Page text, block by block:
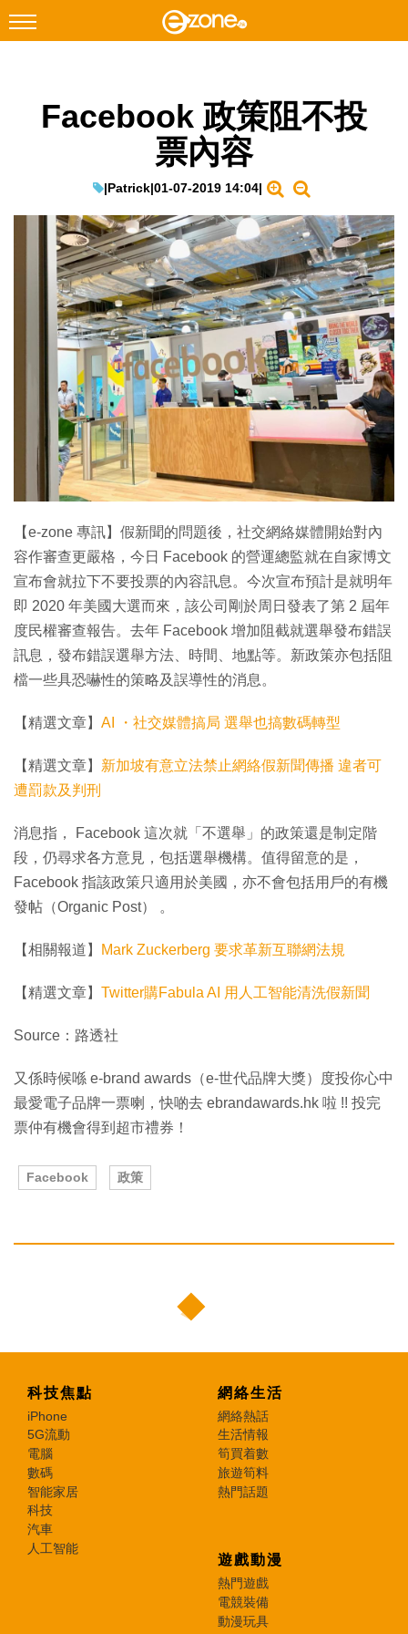
Facebook Instagram
遊戲動漫
教學評測
EduTech
IT Times
生成式AI與雲端應用
Enterprise Digital Transformation
Facebook 政策阻不投
票內容
|Patrick|01-07-2019 14:04|
【e-zone 專訊】假新聞的問題後，社交網絡媒體開始對內
容作審查更嚴格，今日 Facebook 的營運總監就在自家博文
宣布會就拉下不要投票的內容訊息。今次宣布預計是就明年
即 2020 年美國大選而來，該公司剛於周日發表了第 2 屆年
度民權審查報告。去年 Facebook 增加阻截就選舉發布錯誤
訊息，發布錯誤選舉方法、時間、地點等。新政策亦包括阻
檔一些具恐嚇性的策略及誤導性的消息。
【精選文章】 AI ・社交媒體搞局 選舉也搞數碼轉型
【精選文章】 新加坡有意立法禁止網絡假新聞傳播 違者可
遭罰款及判刑
消息指， Facebook 這次就「不選舉」的政策還是制定階
段，仍尋求各方意見，包括選舉機構。值得留意的是，
Facebook 指該政策只適用於美國，亦不會包括用戶的有機
發帖（Organic Post） 。
【相關報道】 Mark Zuckerberg 要求革新互聯網法規
【精選文章】 Twitter購Fabula AI 用人工智能清洗假新聞
Source：路透社
又係時候喺 e-brand awards（e-世代品牌大獎）度投你心中
最愛電子品牌一票喇，快啲去 ebrandawards.hk 啦 !! 投完
票仲有機會得到超市禮券！
Facebook 政策
科技焦點
iPhone
5G流動
電腦
數碼
智能家居
科技
汽車
人工智能
網絡生活
網絡熱話
生活情報
筍買着數
旅遊筍料
熱門話題
遊戲動漫
熱門遊戲
電競裝備
動漫玩具